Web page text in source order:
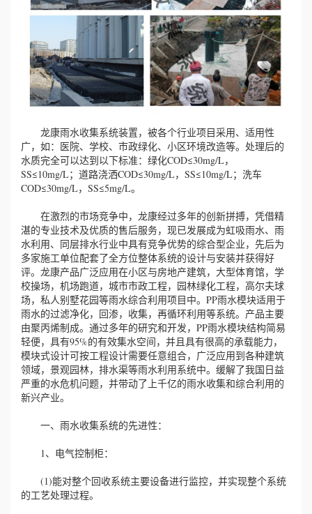
龙康雨水收集系统装置，被各个行业项目采用、适用性
广，如：医院、学校、市政绿化、小区环境改造等。处理后的
水质完全可以达到以下标准：绿化COD≤30mg/L，
SS≤10mg/L；道路浇洒COD≤30mg/L，SS≤10mg/L；洗车
COD≤30mg/L，SS≤5mg/L。
在激烈的市场竞争中，龙康经过多年的创新拼搏，凭借精
湛的专业技术及优质的售后服务，现已发展成为虹吸雨水、雨
水利用、同层排水行业中具有竞争优势的综合型企业，先后为
多家施工单位配套了全方位整体系统的设计与安装并获得好
评。龙康产品广泛应用在小区与房地产建筑，大型体育馆，学
校操场，机场跑道，城市市政工程，园林绿化工程，高尔夫球
场，私人别墅花园等雨水综合利用项目中。PP雨水模块适用于
雨水的过滤净化，回渗，收集，再循环利用等系统。产品主要
由聚丙烯制成。通过多年的研究和开发，PP雨水模块结构简易
轻便，具有95%的有效集水空间，并且具有很高的承载能力，
模块式设计可按工程设计需要任意组合，广泛应用到各种建筑
领域，景观园林，排水渠等雨水利用系统中。缓解了我国日益
严重的水危机问题，并带动了上千亿的雨水收集和综合利用的
新兴产业。
一、雨水收集系统的先进性：
1、电气控制柜：
(1)能对整个回收系统主要设备进行监控，并实现整个系统
的工艺处理过程。